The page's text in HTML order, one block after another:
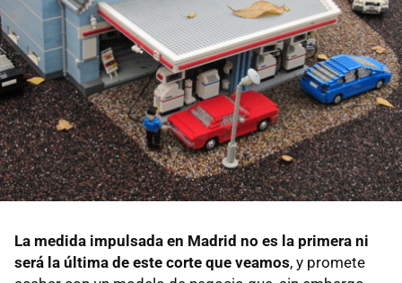
La medida impulsada en Madrid no es la primera ni
será la última de este corte que veamos, y promete